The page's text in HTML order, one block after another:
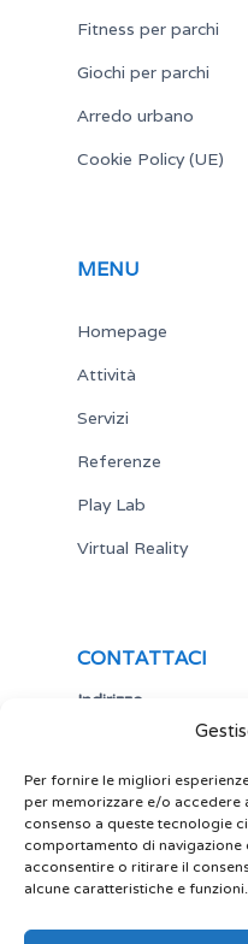
Per fornire le migliori
per memorizzare e/o accedere
consenso a queste tecnologie
comportamento di navigazione
acconsentire o ritirare il
alcune caratteristiche e funzioni.
Fitness per parchi
Giochi per parchi
Arredo urbano
Cookie Policy (UE)
MENU
Homepage
Attività
Servizi
Referenze
Play Lab
Virtual Reality
CONTATTACI
Indirizzo
Via Antonio
Italia
Telefono
+ 39 030 5356434
Email
site@play-lab.it